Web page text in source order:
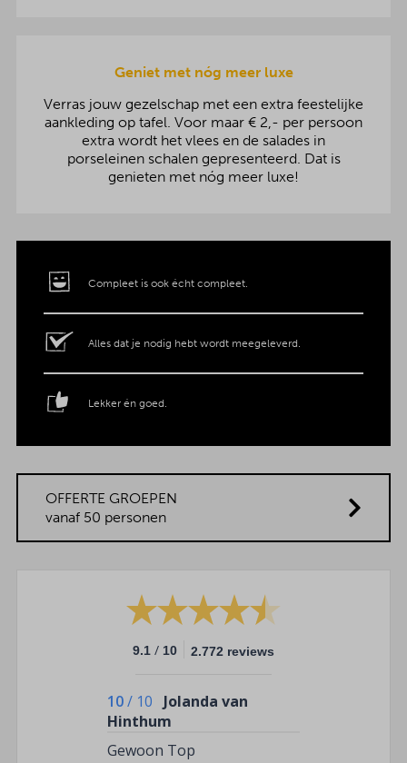
Geniet met nóg meer luxe
Verras jouw gezelschap met een extra feestelijke
aankleding op tafel. Voor maar € 2,- per persoon
extra wordt het vlees en de salades in
porseleinen schalen gepresenteerd. Dat is
genieten met nóg meer luxe!
Compleet is ook écht compleet.
Alles dat je nodig hebt wordt meegeleverd.
Lekker én goed.
OFFERTE GROEPEN
vanaf 50 personen
9.1 / 10 2.772 reviews
10/ 10
Jolanda van
Hinthum
Gewoon Top